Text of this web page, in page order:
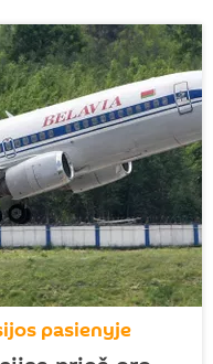
pasienyje